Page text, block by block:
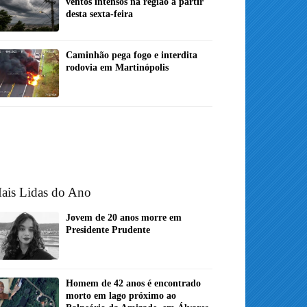
desta sexta-feira
Caminhão pega fogo e interdita
rodovia em Martinópolis
Lidas do Ano
Jovem de 20 anos morre em
Presidente Prudente
Homem de 42 anos é encontrado
morto em lago próximo ao